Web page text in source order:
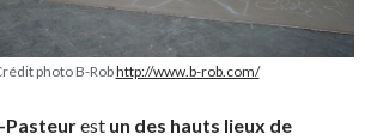
photo B-Robhttp://www.b-rob.com/
Pasteurest un des hauts lieux de